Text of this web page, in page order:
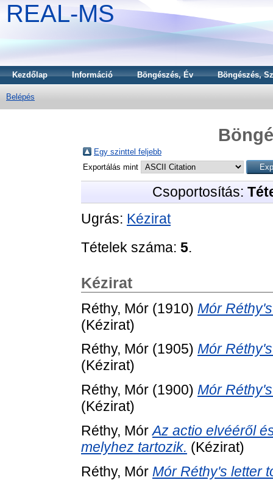
REAL-MS
Kezdőlap Információ Böngészés, Év Böngészés,
Belépés
Egy szinttel feljebb
Exportálás mint
Csoportosítás:
Ugrás: Kézirat
Tételek száma: 5.
Kézirat
Réthy, Mór (1910) Mór
(Kézirat)
Réthy, Mór (1905) Mór
(Kézirat)
Réthy, Mór (1900) Mór
(Kézirat)
Réthy, Mór Az actio elvééről
melyhez tartozik. (Kézirat)
Réthy, Mór Mór Réthy's letter